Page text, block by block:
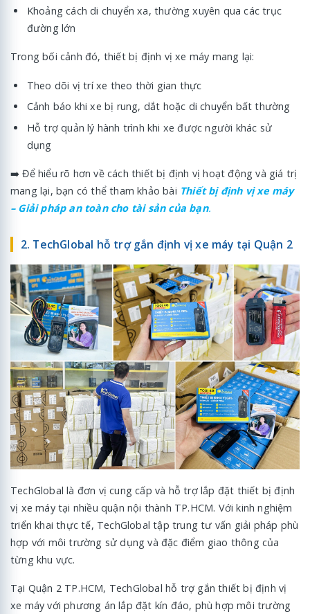
Khoảng cách di chuyển xa, thường xuyên qua các trục
đường lớn
Trong bối cảnh đó, thiết bị định vị xe máy mang lại:
Theo dõi vị trí xe theo thời gian thực
Cảnh báo khi xe bị rung, dắt hoặc di chuyển bất thường
Hỗ trợ quản lý hành trình khi xe được người khác sử
dụng
➡️ Để hiểu rõ hơn về cách thiết bị định vị hoạt động và giá trị
mang lại, bạn có thể tham khảo bài Thiết bị định vị xe máy
– Giải pháp an toàn cho tài sản của bạn.
2. TechGlobal hỗ trợ gắn định vị xe máy tại Quận 2
TechGlobal là đơn vị cung cấp và hỗ trợ lắp đặt thiết bị định
vị xe máy tại nhiều quận nội thành TP.HCM. Với kinh nghiệm
triển khai thực tế, TechGlobal tập trung tư vấn giải pháp phù
hợp với môi trường sử dụng và đặc điểm giao thông của
từng khu vực.
Tại Quận 2 TP.HCM, TechGlobal hỗ trợ gắn thiết bị định vị
xe máy với phương án lắp đặt kín đáo, phù hợp môi trường